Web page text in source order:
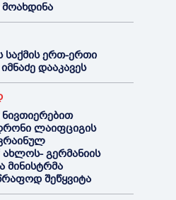
საქმის ერთ-ერთი
დააკავეს
ლაიფციგის
ახლოს- გერმანიის
მინისტრმა
შეწყვიტა